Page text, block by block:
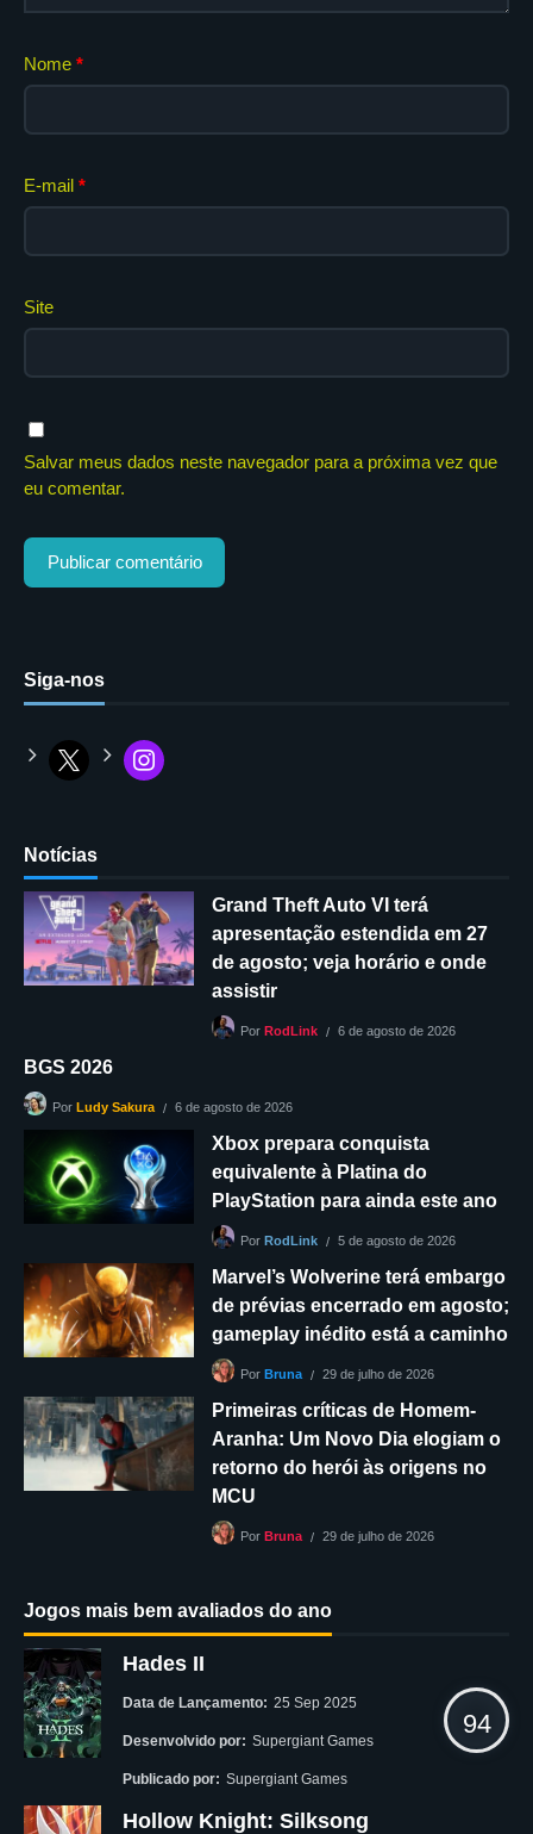
Nome *
E-mail *
Site
Salvar meus dados neste navegador para a próxima vez que
eu comentar.
Siga-nos
Notícias
Grand Theft Auto VI terá
apresentação estendida em 27
de agosto; veja horário e onde
assistir
Por RodLink 6 de agosto de 2026
BGS 2026
Por Ludy Sakura 6 de agosto de 2026
Xbox prepara conquista
equivalente à Platina do
PlayStation para ainda este ano
Por RodLink 5 de agosto de 2026
Marvel’s Wolverine terá embargo
de prévias encerrado em agosto;
gameplay inédito está a caminho
Por Bruna 29 de julho de 2026
Primeiras críticas de Homem-
Aranha: Um Novo Dia elogiam o
retorno do herói às origens no
MCU
Por Bruna 29 de julho de 2026
Jogos mais bem avaliados do ano
Hades II
Data de Lançamento: 25 Sep 2025
Desenvolvido por: Supergiant Games
Publicado por: Supergiant Games
94
Hollow Knight: Silksong